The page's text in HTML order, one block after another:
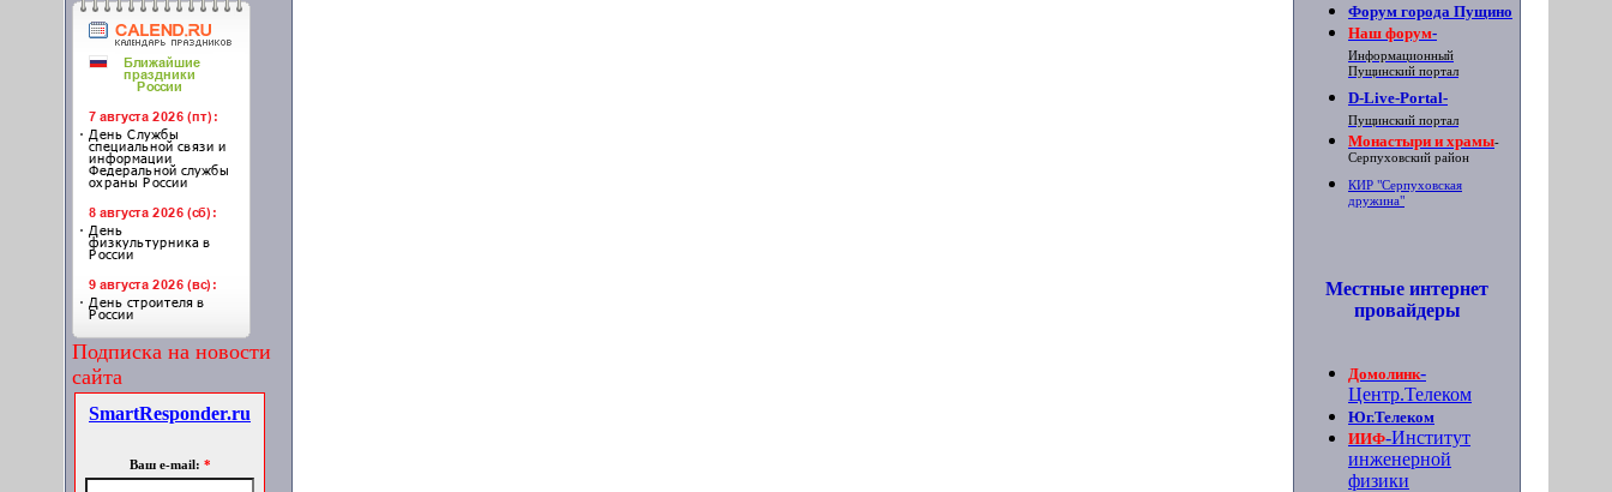
Подписка на новости
сайта
SmartResponder.ru
Ваш e-mail: *
Форум города Пущино
Наш форум-
Информационный
Пущинский портал
D-Live-Portal-
Пущинский портал
Монастыри и храмы-
Серпуховский район
КИР "Серпуховская
дружина"
Местные интернет
провайдеры
Домолинк-
Центр.Телеком
Юг.Телеком
ИИФ-Институт
инженерной
физики